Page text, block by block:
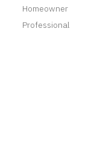
Homeowner
Professional